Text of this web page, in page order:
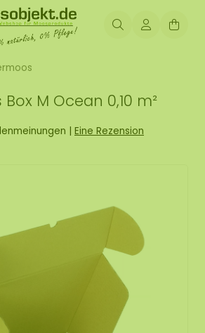
M Ocean 0,10 m²
| Eine Rezension